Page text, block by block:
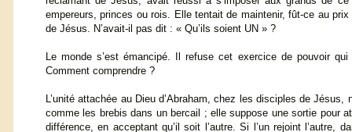
empereurs, princes ou rois. Elle tentait de maintenir, fût-ce au
de Jésus. N’avait-il pas dit : « Qu’ils soient UN » ?
Le monde s’est émancipé. Il refuse cet exercice de pouvoir
Comment comprendre ?
L’unité attachée au Dieu d’Abraham, chez les disciples de
comme les brebis dans un bercail ; elle suppose une sortie pour
différence, en acceptant qu’il soit l’autre. Si l’un rejoint l’autre,